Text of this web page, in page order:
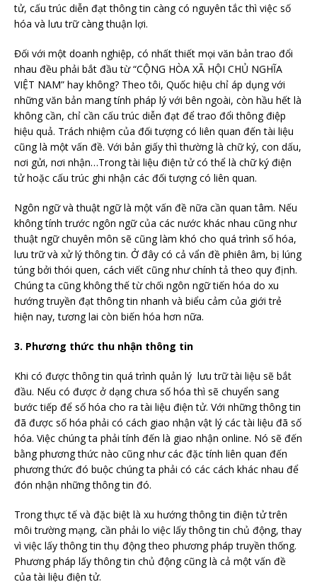
tử, cấu trúc diễn đạt thông tin càng có nguyên tắc thì việc số
hóa và lưu trữ càng thuận lợi.
Đối với một doanh nghiệp, có nhất thiết mọi văn bản trao đổi
nhau đều phải bắt đầu từ “CỘNG HÒA XÃ HỘI CHỦ NGHĨA
VIỆT NAM” hay không? Theo tôi, Quốc hiệu chỉ áp dụng với
những văn bản mang tính pháp lý với bên ngoài, còn hầu hết là
không cần, chỉ cần cấu trúc diễn đạt để trao đổi thông điệp
hiệu quả. Trách nhiệm của đối tượng có liên quan đến tài liệu
cũng là một vấn đề. Với bản giấy thì thường là chữ ký, con dấu,
nơi gửi, nơi nhận…Trong tài liệu điện tử có thể là chữ ký điện
tử hoặc cấu trúc ghi nhận các đối tượng có liên quan.
Ngôn ngữ và thuật ngữ là một vấn đề nữa cần quan tâm. Nếu
không tính trước ngôn ngữ của các nước khác nhau cũng như
thuật ngữ chuyên môn sẽ cũng làm khó cho quá trình số hóa,
lưu trữ và xử lý thông tin. Ở đây có cả vẩn đề phiên âm, bị lúng
túng bởi thói quen, cách viết cũng như chính tả theo quy định.
Chúng ta cũng không thế từ chối ngôn ngữ tiến hóa do xu
hướng truyền đạt thông tin nhanh và biểu cảm của giới trẻ
hiện nay, tương lai còn biến hóa hơn nữa.
3. Phương thức thu nhận thông tin
Khi có được thông tin quá trình quản lý lưu trữ tài liệu sẽ bắt
đầu. Nếu có được ở dạng chưa số hóa thì sẽ chuyển sang
bước tiếp để số hóa cho ra tài liệu điện tử. Với những thông tin
đã được số hóa phải có cách giao nhận vật lý các tài liệu đã số
hóa. Việc chúng ta phải tính đến là giao nhận online. Nó sẽ đến
bằng phương thức nào cũng như các đặc tính liên quan đến
phương thức đó buộc chúng ta phải có các cách khác nhau để
đón nhận những thông tin đó.
Trong thực tế và đặc biệt là xu hướng thông tin điện tử trên
môi trường mạng, cần phải lo việc lấy thông tin chủ động, thay
vì việc lấy thông tin thụ động theo phương pháp truyền thống.
Phương pháp lấy thông tin chủ động cũng là cả một vấn đề
của tài liệu điện tử.